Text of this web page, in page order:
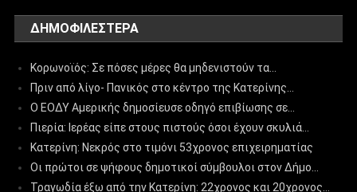
ΔΗΜΟΦΙΛΈΣΤΕΡΑ
Κορωνοϊός: Σε πόσες μέρες θα μηδενιστούν τα…
Πριν από λίγο- Πανικός στο κέντρο της Κατερίνης…
Ο ΕΟΔΥ Αμερικής δημοσίευσε οδηγό επιβίωσης σε…
Πιερία: Ιερέας είπε στους πιστούς όσοι έχουν σκυλιά…
Κατερίνη: Νεκρός στο τιμόνι 53χρονος επιχειρηματίας
Οι πρώτοι σε ψήφους δημοτικοί σύμβουλοι στον Δήμο…
Τραγωδία έξω από την Κατερίνη: 22χρονος και 20χρονος…